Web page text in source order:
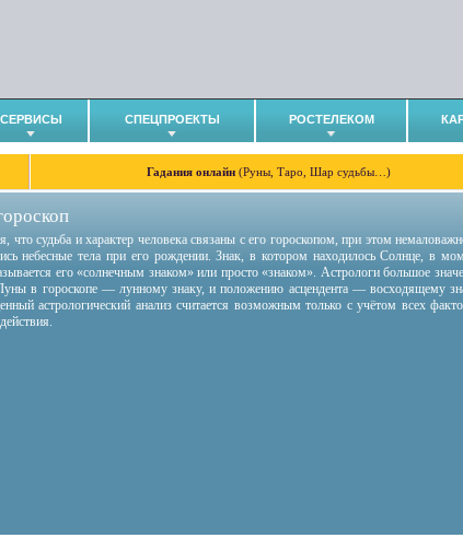
СЕРВИСЫ СПЕЦПРОЕКТЫ РОСТЕЛЕКОМ
Гадания онлайн (Руны, Таро, Шар судьбы…)
что судьба и характер человека связаны с его гороскопом, при этом
небесные тела при его рождении. Знак, в котором находилось Солнце, в
его «солнечным знаком» или просто «знаком». Астрологи большое
в гороскопе — лунному знаку, и положению асцендента — восходящему
астрологический анализ считается возможным только с учётом всех